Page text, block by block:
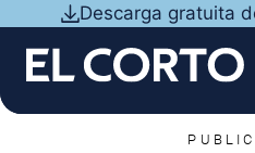
contenido
Descarga gratuita